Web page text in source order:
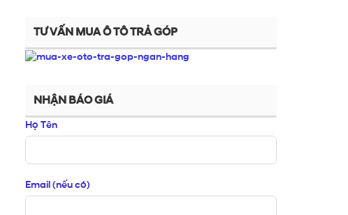
TƯ VẤN MUA Ô TÔ TRẢ GÓP
NHẬN BÁO GIÁ
Họ Tên
Email (nếu có)